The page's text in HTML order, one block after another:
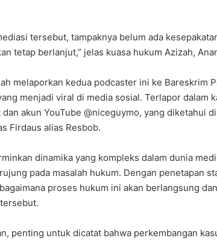
tersebut, tampaknya belum ada
tetap berlanjut,” jelas kuasa hukum Azizah,
melaporkan kedua podcaster ini ke Bareskrim
menjadi viral di media sosial. Terlapor dalam
akun YouTube @niceguymo, yang diketahui
Firdaus alias Resbob.
dinamika yang kompleks dalam dunia
pada masalah hukum. Dengan penetapan
proses hukum ini akan berlangsung
penting untuk dicatat bahwa perkembangan